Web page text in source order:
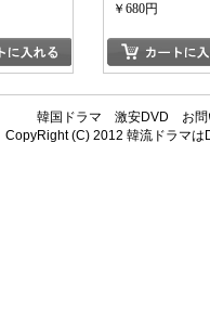
￥680円
韓国ドラマ 激安DVD
お
CopyRight (C) 2012韓流ドラマは